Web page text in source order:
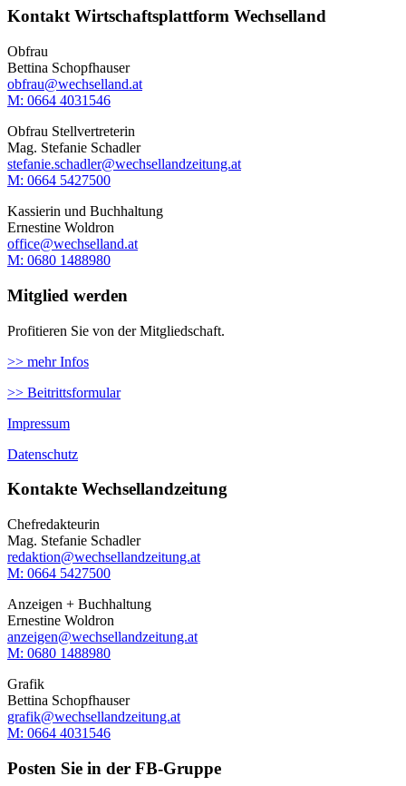
Kontakt Wirtschaftsplattform Wechselland
Obfrau
Bettina Schopfhauser
obfrau@wechselland.at
M: 0664 4031546
Obfrau Stellvertreterin
Mag. Stefanie Schadler
stefanie.schadler@wechsellandzeitung.at
M: ‭0664 5427500‬
Kassierin und Buchhaltung
Ernestine Woldron
office@wechselland.at
M: ‭0680 1488980‬
Mitglied werden
Profitieren Sie von der Mitgliedschaft.
>> mehr Infos
>> Beitrittsformular
Impressum
Datenschutz
Kontakte Wechsellandzeitung
Chefredakteurin
Mag. Stefanie Schadler
redaktion@wechsellandzeitung.at
M: 0664 5427500‬
Anzeigen + Buchhaltung
Ernestine Woldron
anzeigen@wechsellandzeitung.at
M: ‭0680 1488980‬
Grafik
Bettina Schopfhauser
grafik@wechsellandzeitung.at
M: 0664 4031546
Posten Sie in der FB-Gruppe